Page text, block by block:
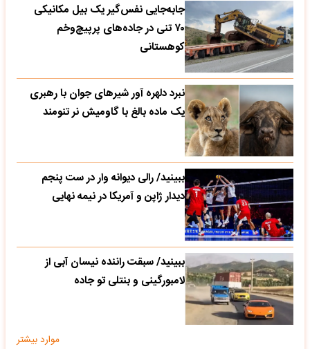
جابه‌جایی نفس‌گیر یک بیل مکانیکی
۷۰ تنی در جاده‌های پرپیچ‌وخم
کوهستانی
نبرد دلهره آور شیرهای جوان با رهبری
یک ماده بالغ با گاومیش نر تنومند
ببینید/ رالی دیوانه وار در ست پنجم
دیدار ژاپن و آمریکا در نیمه نهایی
ببینید/ سبقت راننده نیسان آبی از
لامبورگینی و بنتلی تو جاده
موارد بیشتر